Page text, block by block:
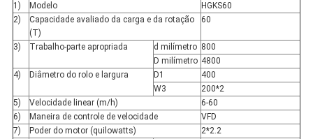
1)
Modelo
HGKS60
2)
Capacidade avaliado da carga e da rotação
(T)
60
3) Trabalho-parte apropriada d milímetro 800
D milímetro 4800
4)
Diâmetro do rolo e largura D1
400
W3
200*2
5)
Velocidade linear (m/h)
6-60
6)
Maneira de controle de velocidade
VFD
7)
Poder do motor (quilowatts)
2*2.2